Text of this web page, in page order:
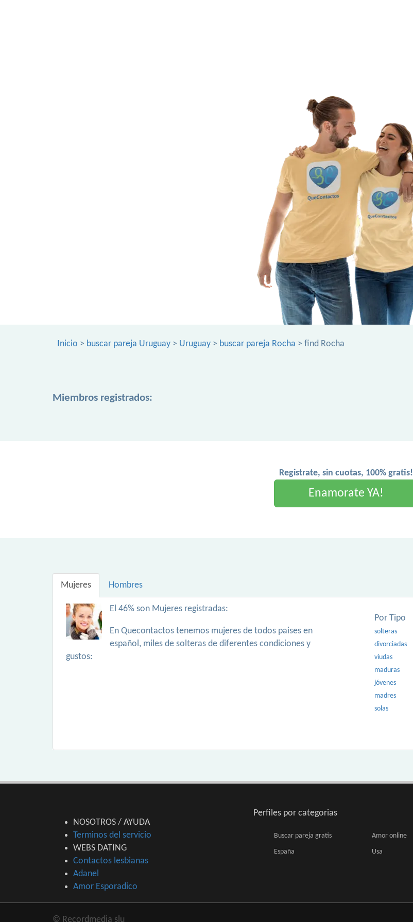
Inicio > buscar pareja Uruguay > Uruguay > buscar pareja Rocha > find Rocha
Miembros registrados:
Registrate, sin cuotas, 100% gratis!
Enamorate YA!
Mujeres Hombres
El 46% son Mujeres registradas:
En Quecontactos tenemos mujeres de todos paises en
español, miles de solteras de diferentes condiciones y
gustos:
Por Tipo
solteras
divorciadas
viudas
maduras
jóvenes
madres
solas
NOSOTROS / AYUDA
Terminos del servicio
WEBS DATING
Contactos lesbianas
Adanel
Amor Esporadico
Perfiles por categorias
Buscar pareja gratis Amor online
España Usa
© Recordmedia slu